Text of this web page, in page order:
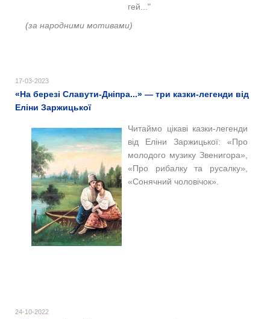
гей..."
(за народними мотивами)
17-03-2023
«На березі Славути-Дніпра...» — три казки-легенди від
Еліни Заржицької
Читаймо цікаві казки-легенди
від Еліни Заржицької: «Про
молодого музику Звенигора»,
«Про рибалку та русалку»,
«Сонячний чоловічок».
24-10-2022